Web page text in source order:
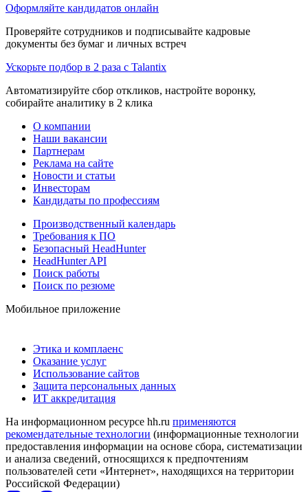
Оформляйте кандидатов онлайн
Проверяйте сотрудников и подписывайте кадровые
документы без бумаг и личных встреч
Ускорьте подбор в 2 раза с Talantix
Автоматизируйте сбор откликов, настройте воронку,
собирайте аналитику в 2 клика
О компании
Наши вакансии
Партнерам
Реклама на сайте
Новости и статьи
Инвесторам
Кандидаты по профессиям
Производственный календарь
Требования к ПО
Безопасный HeadHunter
HeadHunter API
Поиск работы
Поиск по резюме
Мобильное приложение
Этика и комплаенс
Оказание услуг
Использование сайтов
Защита персональных данных
ИТ аккредитация
На информационном ресурсе hh.ru применяются
рекомендательные технологии (информационные технологии
предоставления информации на основе сбора, систематизации
и анализа сведений, относящихся к предпочтениям
пользователей сети «Интернет», находящихся на территории
Российской Федерации)